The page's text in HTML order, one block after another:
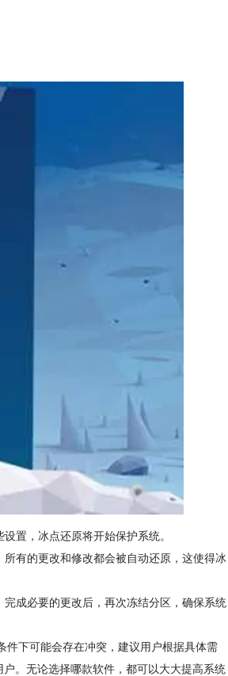
置，冰点还原将开始保护系统。
有的更改和修改都会被自动还原，这使得冰
成必要的更改后，再次冻结分区，确保系统
件下可能会存在冲突，建议用户根据具体需
。无论选择哪款软件，都可以大大提高系统